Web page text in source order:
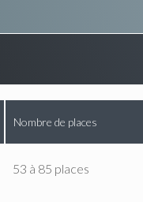
Nombre de places
53 à 85 places